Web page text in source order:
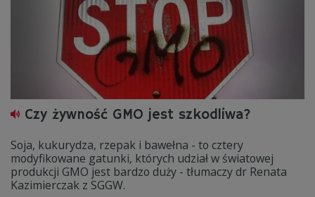
Czy żywność GMO jest szkodliwa?
Soja, kukurydza, rzepak i bawełna - to cztery
modyfikowane gatunki, których udział w światowej
produkcji GMO jest bardzo duży - tłumaczy dr Renata
Kazimierczak z SGGW.